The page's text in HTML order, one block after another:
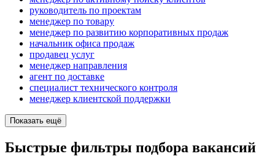
руководитель по проектам
менеджер по товару
менеджер по развитию корпоративных продаж
начальник офиса продаж
продавец услуг
менеджер направления
агент по доставке
специалист технического контроля
менеджер клиентской поддержки
Показать ещё
Быстрые фильтры подбора вакансий